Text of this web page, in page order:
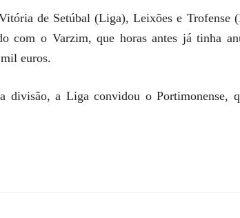
de Setúbal (Liga), Leixões e Trofense
com o Varzim, que horas antes já tinha
euros.
a Liga convidou o Portimonense,